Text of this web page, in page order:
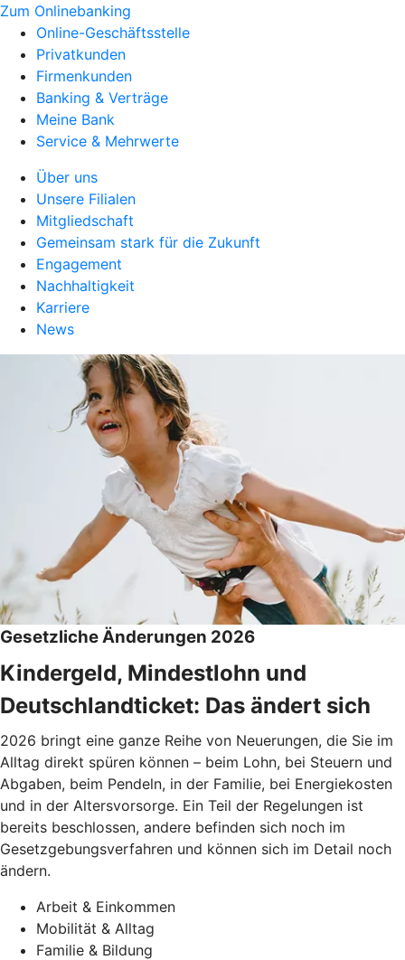
Zum Onlinebanking
Online-Geschäftsstelle
Privatkunden
Firmenkunden
Banking & Verträge
Meine Bank
Service & Mehrwerte
Über uns
Unsere Filialen
Mitgliedschaft
Gemeinsam stark für die Zukunft
Engagement
Nachhaltigkeit
Karriere
News
Gesetzliche Änderungen 2026
Kindergeld, Mindestlohn und
Deutschlandticket: Das ändert sich
2026 bringt eine ganze Reihe von Neuerungen, die Sie im
Alltag direkt spüren können – beim Lohn, bei Steuern und
Abgaben, beim Pendeln, in der Familie, bei Energiekosten
und in der Altersvorsorge. Ein Teil der Regelungen ist
bereits beschlossen, andere befinden sich noch im
Gesetzgebungsverfahren und können sich im Detail noch
ändern.
Arbeit & Einkommen
Mobilität & Alltag
Familie & Bildung